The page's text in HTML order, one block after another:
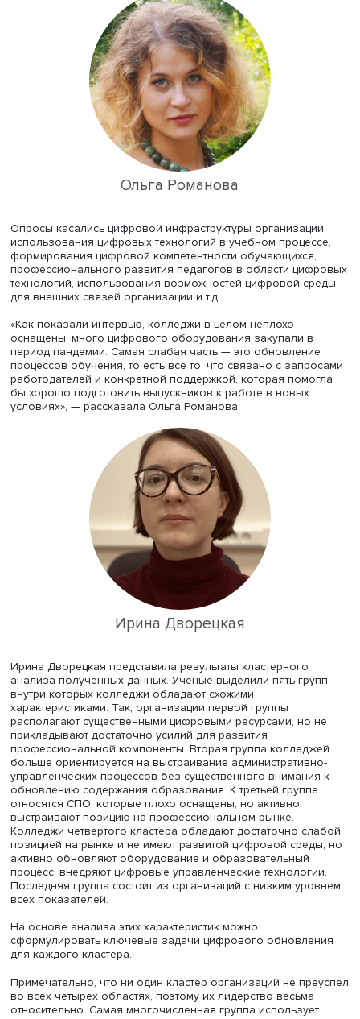
Для исследования были отобраны 35 колледжей
профессиональной направленности, расположенные в
Нижегородской области, Республике Татарстан и Санкт-
Петербурге. В качестве референса взяли один из
Москвы. Исследователи провели опрос свыше 1,5
преподавателей и студентов, а также серию глубинных
интервью с экспертами — руководителями
систем СПО, педагогами и мастерами
Ольга Романова
Опросы касались цифровой инфраструктуры
использования цифровых технологий в учебном
формирования цифровой компетентности
профессионального развития педагогов в области
технологий, использования возможностей цифровой
для внешних связей организации и т.д.
«Как показали интервью, колледжи в целом неплохо
оснащены, много цифрового оборудования закупали в
период пандемии. Самая слабая часть — это
процессов обучения, то есть все то, что связано с
работодателей и конкретной поддержкой, которая
бы хорошо подготовить выпускников к работе в новых
Ирина Дворецкая
Ирина Дворецкая представила результаты кластерного
анализа полученных данных. Ученые выделили пять
характеристиками. Так, организации первой группы
располагают существенными цифровыми ресурсами,